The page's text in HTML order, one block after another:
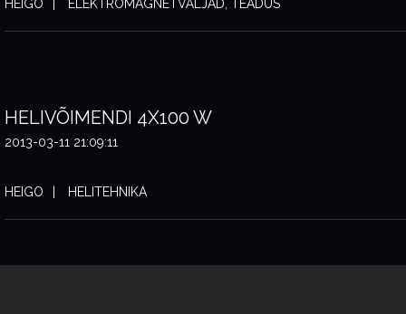
HEIGO ELEKTROMAGNETVÄLJAD, TEADUS
HELIVÕIMENDI 4X100 W
2013-03-11 21:09:11
HEIGO HELITEHNIKA